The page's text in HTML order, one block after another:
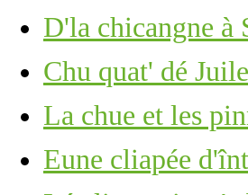
D'la chicangne à
Chu quat' dé
La chue et les
Eune cliapée